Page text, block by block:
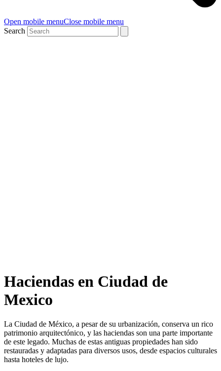
Open mobile menuClose mobile menu
Search
Haciendas en Ciudad de
Mexico
La Ciudad de México, a pesar de su urbanización, conserva un rico
patrimonio arquitectónico, y las haciendas son una parte importante
de este legado. Muchas de estas antiguas propiedades han sido
restauradas y adaptadas para diversos usos, desde espacios culturales
hasta hoteles de lujo.